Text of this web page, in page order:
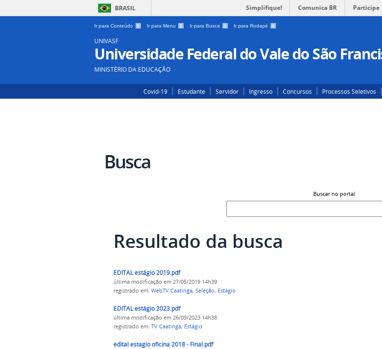
BRASIL Simplifique! Comunica BR Participe
Ir para Conteúdo 1 Ir para Menu 2 Ir para Busca 3 Ir para Rodapé 4
UNIVASF
Universidade Federal do Vale do São
MINISTÉRIO DA EDUCAÇÃO
Covid-19 Estudante Servidor Ingresso Concursos Processos Seletivos
Busca
Buscar no portal
Resultado da busca
EDITAL estágio 2019.pdf
última modificação em 27/05/2019 14h39
registrado em: WebTV Caatinga, Seleção, Estágio
EDITAL estágio 2023.pdf
última modificação em 26/09/2023 14h38
registrado em: TV Caatinga, Estágio
edital estagio oficina 2018 - Final.pdf